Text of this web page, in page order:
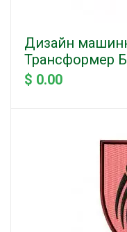
Дизайн
Трансформер
$ 0.00